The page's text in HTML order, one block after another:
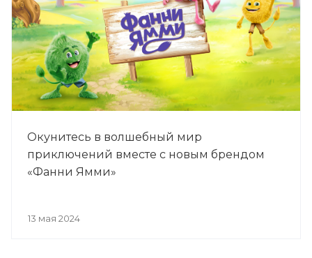
Окунитесь в волшебный мир
приключений вместе с новым брендом
«Фанни Ямми»
13 мая 2024